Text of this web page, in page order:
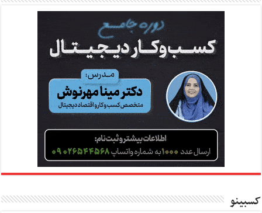
کسبینو